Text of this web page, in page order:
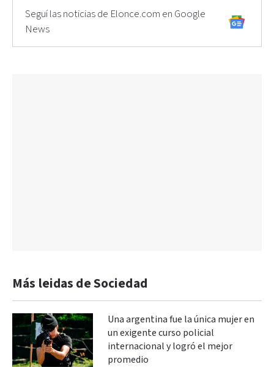
Seguí las noticias de Elonce.com en Google
News
Más leidas de Sociedad
Una argentina fue la única mujer en
un exigente curso policial
internacional y logró el mejor
promedio